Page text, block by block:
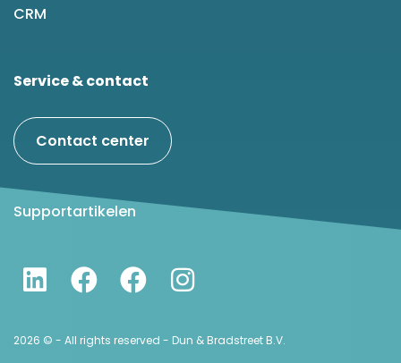
CRM
Service & contact
Contact center
Supportartikelen
2026 © - All rights reserved - Dun & Bradstreet B.V.